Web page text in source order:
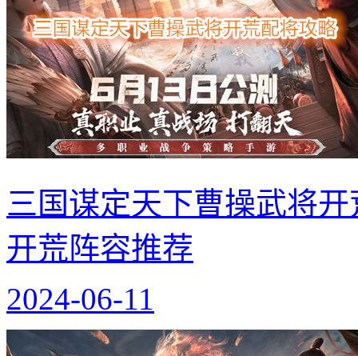
三国谋定天下曹操武将
开荒阵容推荐
2024-06-11